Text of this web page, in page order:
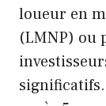
loueur en
(LMNP) ou